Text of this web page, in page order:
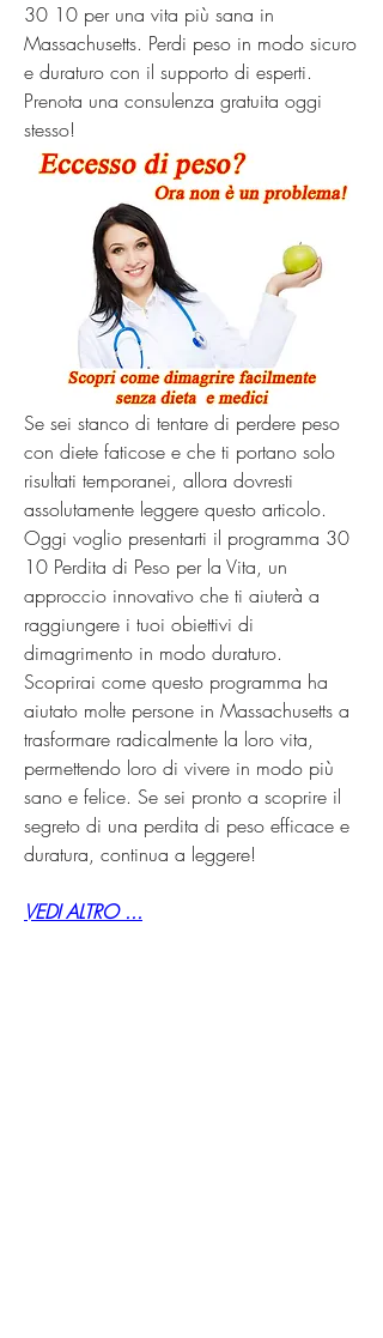
30 10 per una vita più sana in
Massachusetts. Perdi peso in modo sicuro
e duraturo con il supporto di esperti.
Prenota una consulenza gratuita oggi
stesso!
Se sei stanco di tentare di perdere peso
con diete faticose e che ti portano solo
risultati temporanei, allora dovresti
assolutamente leggere questo articolo.
Oggi voglio presentarti il programma 30
10 Perdita di Peso per la Vita, un
approccio innovativo che ti aiuterà a
raggiungere i tuoi obiettivi di
dimagrimento in modo duraturo.
Scoprirai come questo programma ha
aiutato molte persone in Massachusetts a
trasformare radicalmente la loro vita,
permettendo loro di vivere in modo più
sano e felice. Se sei pronto a scoprire il
segreto di una perdita di peso efficace e
duratura, continua a leggere!
VEDI ALTRO ...